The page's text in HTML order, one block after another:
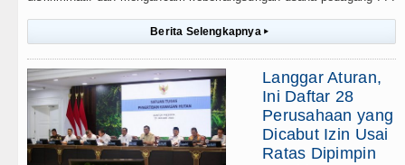
Berita Selengkapnya ▸
Langgar Aturan,
Ini Daftar 28
Perusahaan yang
Dicabut Izin Usai
Ratas Dipimpin